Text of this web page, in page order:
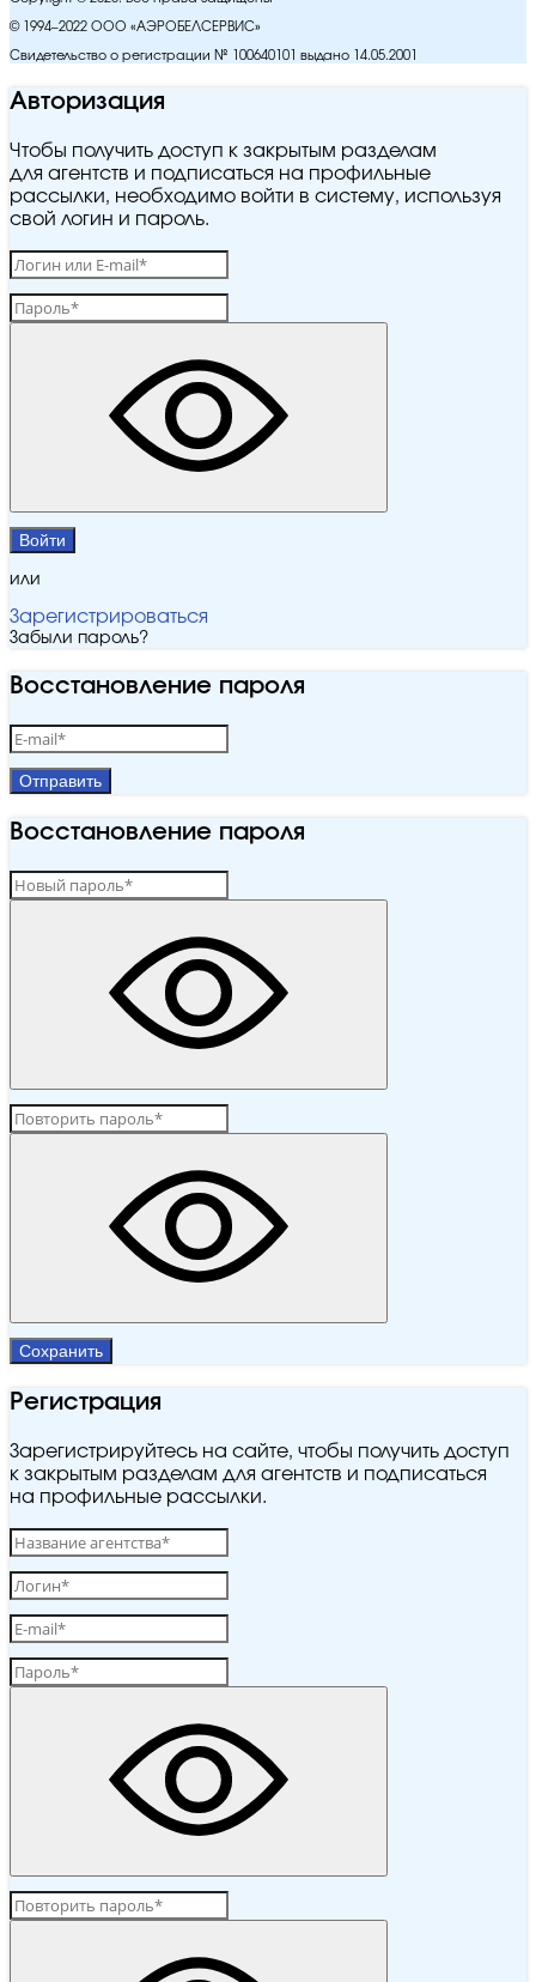
© 1994–2022 ООО «АЭРОБЕЛСЕРВИС»
Свидетельство о регистрации № 100640101 выдано 14.05.2001
Авторизация
Чтобы получить доступ к закрытым разделам
для агентств и подписаться на профильные
рассылки, необходимо войти в систему, используя
свой логин и пароль.
Войти
или
Зарегистрироваться
Забыли пароль?
Восстановление пароля
Отправить
Восстановление пароля
Сохранить
Регистрация
Зарегистрируйтесь на сайте, чтобы получить доступ
к закрытым разделам для агентств и подписаться
на профильные рассылки.